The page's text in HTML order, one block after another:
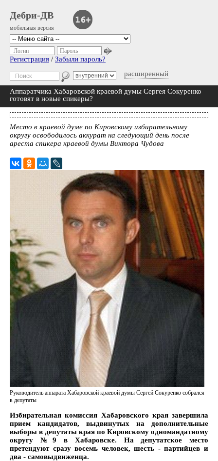
Дебри-ДВ
мобильная версия
расширенный
Логин Пароль
Регистрация / Забыли пароль?
Аппаратчика Хабаровской краевой думы Сергея Сокуренко
готовят в новые спикеры?
Место в краевой думе по Кировскому избирательному
округу освободилось аккурат на следующий день после
ареста спикера краевой думы Виктора Чудова
Руководитель аппарата Хабаровской краевой думы Сергей Сокуренко собрался
в депутаты
Избирательная комиссия Хабаровского края завершила
прием кандидатов, выдвинутых на дополнительные
выборы в депутаты края по Кировскому одномандатному
округу №9 в Хабаровске. На депутатское место
претендуют сразу восемь человек, шесть - партийцев и
два - самовыдвиженца.